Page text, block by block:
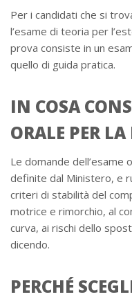
Per i candidati che si
l’esame di teoria per
prova consiste in un
quello di guida pratica.
IN COSA
ORALE PER
Le domande dell’esame
definite dal Ministero, e
criteri di stabilità del
motrice e rimorchio, al
curva, ai rischi dello
dicendo.
PERCHÉ